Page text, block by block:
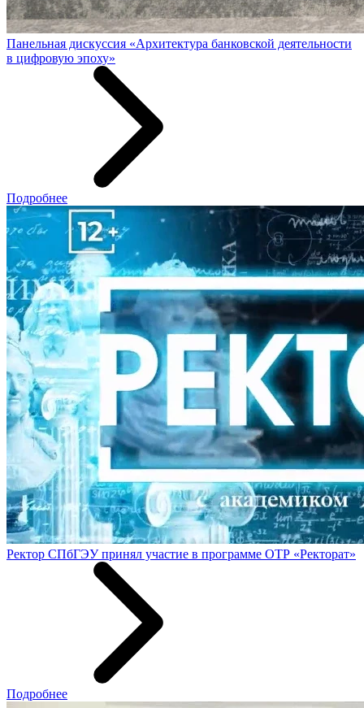
Панельная дискуссия «Архитектура банковской деятельности
в цифровую эпоху»
Подробнее
Ректор СПбГЭУ принял участие в программе ОТР «Ректорат»
Подробнее